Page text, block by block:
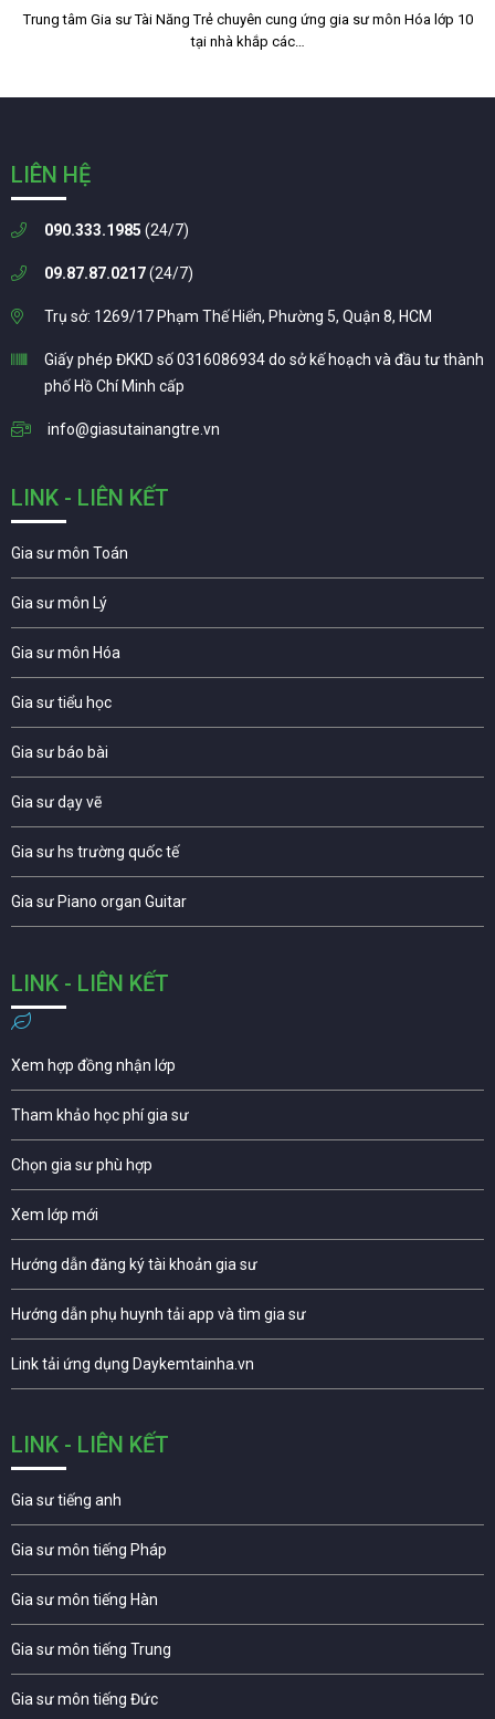
Trung tâm Gia sư Tài Năng Trẻ chuyên cung ứng gia sư môn Hóa lớp 10
tại nhà khắp các…
LIÊN HỆ
090.333.1985 (24/7)
09.87.87.0217(24/7)
Trụ sở: 1269/17 Phạm Thế Hiển, Phường 5, Quận 8, HCM
Giấy phép ĐKKD số 0316086934 do sở kế hoạch và đầu tư thành
phố Hồ Chí Minh cấp
info@giasutainangtre.vn
LINK - LIÊN KẾT
Gia sư môn Toán
Gia sư môn Lý
Gia sư môn Hóa
Gia sư tiểu học
Gia sư báo bài
Gia sư dạy vẽ
Gia sư hs trường quốc tế
Gia sư Piano organ Guitar
LINK - LIÊN KẾT
Xem hợp đồng nhận lớp
Tham khảo học phí gia sư
Chọn gia sư phù hợp
Xem lớp mới
Hướng dẫn đăng ký tài khoản gia sư
Hướng dẫn phụ huynh tải app và tìm gia sư
Link tải ứng dụng Daykemtainha.vn
LINK - LIÊN KẾT
Gia sư tiếng anh
Gia sư môn tiếng Pháp
Gia sư môn tiếng Hàn
Gia sư môn tiếng Trung
Gia sư môn tiếng Đức